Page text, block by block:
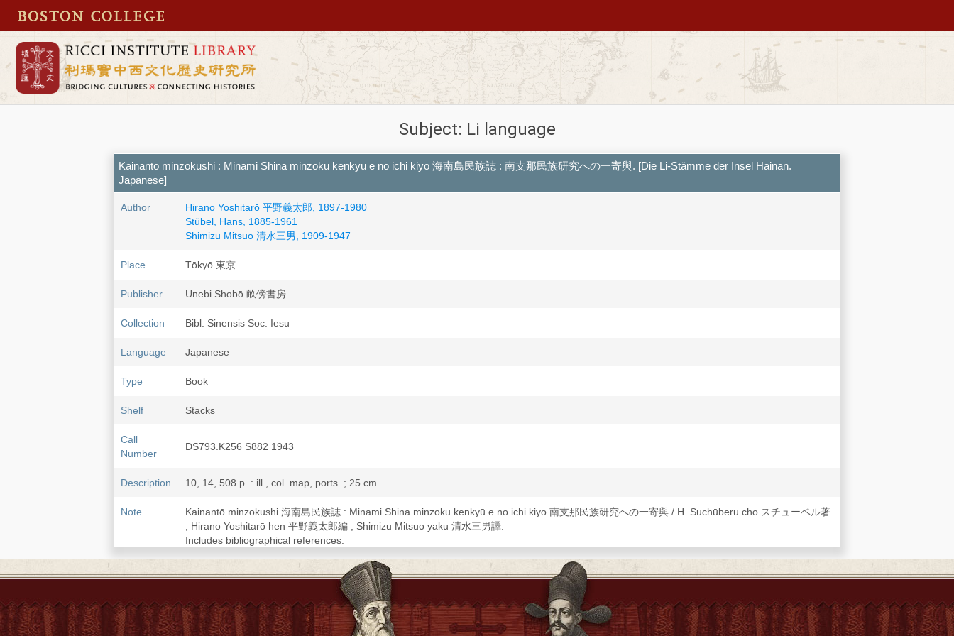
Subject: Li language
Kainantō minzokushi : Minami Shina minzoku kenkyū e no ichi kiyo 海南島民族誌 : 南支那民族研究への一寄與. [Die Li-Stämme der Insel Hainan.
Japanese]
Author
Hirano Yoshitarō 平野義太郎, 1897-1980
Stübel, Hans, 1885-1961
Shimizu Mitsuo 清水三男, 1909-1947
Place Tōkyō 東京
Publisher Unebi Shobō 畝傍書房
Collection Bibl. Sinensis Soc. Iesu
Language Japanese
Type Book
Shelf Stacks
Call
Number
DS793.K256 S882 1943
Description 10, 14, 508 p. : ill., col. map, ports. ; 25 cm.
Note
Kainantō minzokushi 海南島民族誌 : Minami Shina minzoku kenkyū e no ichi kiyo 南支那民族研究への一寄與 / H. Suchūberu cho スチューベル著
; Hirano Yoshitarō hen 平野義太郎編 ; Shimizu Mitsuo yaku 清水三男譯.
Includes bibliographical references.